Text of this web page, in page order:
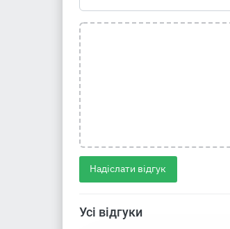
Надіслати відгук
Усі відгуки